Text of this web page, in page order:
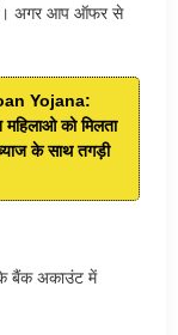
अगर आप ऑफर से
Yojana:
महिलाओ को मिलता
के साथ तगड़ी
बैंक अकाउंट में